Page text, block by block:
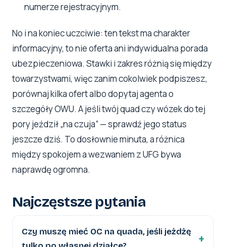
numerze rejestracyjnym.
No i na koniec uczciwie: ten tekst ma charakter
informacyjny, to nie oferta ani indywidualna porada
ubezpieczeniowa. Stawki i zakres różnią się między
towarzystwami, więc zanim cokolwiek podpiszesz,
porównaj kilka ofert albo dopytaj agenta o
szczegóły OWU. A jeśli twój quad czy wózek do tej
pory jeździł „na czuja” — sprawdź jego status
jeszcze dziś. To dosłownie minuta, a różnica
między spokojem a wezwaniem z UFG bywa
naprawdę ogromna.
Najczęstsze pytania
Czy muszę mieć OC na quada, jeśli jeżdżę